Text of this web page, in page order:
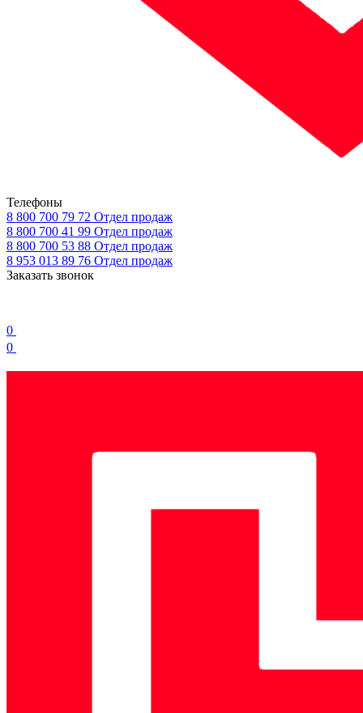
Телефоны
8 800 700 79 72 Отдел продаж
8 800 700 41 99 Отдел продаж
8 800 700 53 88 Отдел продаж
8 953 013 89 76 Отдел продаж
Заказать звонок
0
0